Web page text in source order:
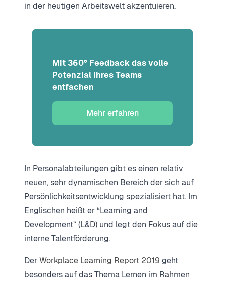
in der heutigen Arbeitswelt akzentuieren.
Mit 360° Feedback das volle
Potenzial Ihres Teams
entfachen
Mehr erfahren
In Personalabteilungen gibt es einen relativ
neuen, sehr dynamischen Bereich der sich auf
Persönlichkeitsentwicklung spezialisiert hat. Im
Englischen heißt er “Learning and
Development” (L&D) und legt den Fokus auf die
interne Talentförderung.
DerWorkplace Learning Report 2019 geht
besonders auf das Thema Lernen im Rahmen